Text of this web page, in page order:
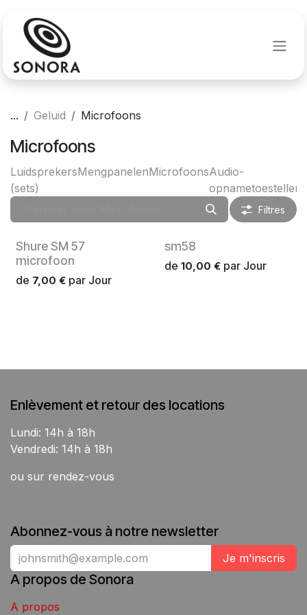
... Geluid Microfoons
Microfoons
Luidsprekers
(sets)
MengpanelenMicrofoonsAudio-
opnametoestellen
Filtres
Verhuur
Shure SM 57
microfoon
de 7,00 € par Jour
Verhuur
sm58
de 10,00 € par Jour
Enlèvement et retour des locations
Lundi: 14h à 18h
Vendredi: 14h à 18h
ou sur rendez-vous
Abonnez-vous à notre newsletter
Je m'inscris
A propos de Sonora
A propos